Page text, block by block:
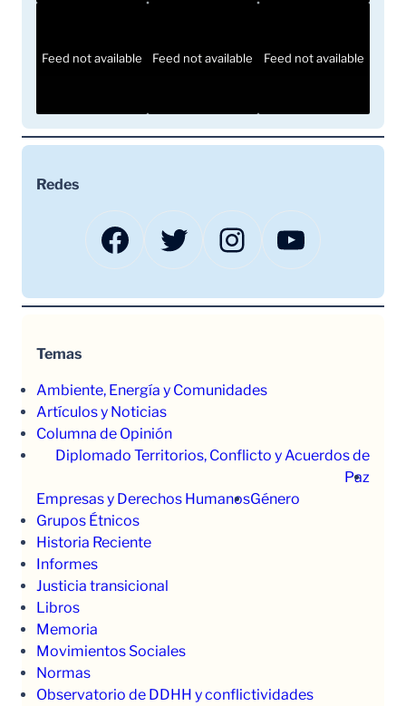
Feed not available Feed not available Feed not available
Redes
Facebook Twitter Instagram YouTube
Temas
Ambiente, Energía y Comunidades
Artículos y Noticias
Columna de Opinión
Diplomado Territorios, Conflicto y Acuerdos de
Paz
Empresas y Derechos HumanosGénero
Grupos Étnicos
Historia Reciente
Informes
Justicia transicional
Libros
Memoria
Movimientos Sociales
Normas
Observatorio de DDHH y conflictividades